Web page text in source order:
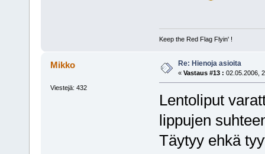
Keep the Red Flag Flyin' !
Mikko
Viestejä: 432
Re: Hienoja asioita
« Vastaus #13 : 02.05.2006,
Lentoliput
lippujen
Täytyy ehkä